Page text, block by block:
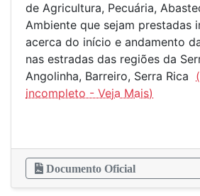
de Agricultura, Pecuária,
Ambiente que sejam prestadas
acerca do início e andamento
nas estradas das regiões da
Angolinha, Barreiro, Serra Rica
Documento Oficial